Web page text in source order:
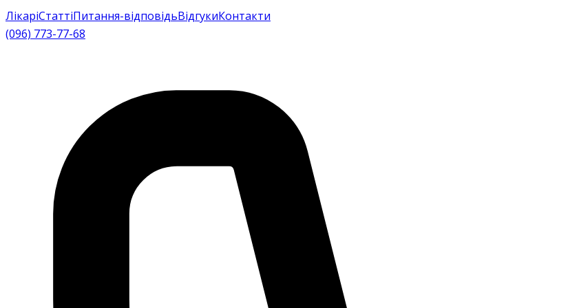
ЛікаріСтаттіПитання-відповідьВідгукиКонтакти
(096) 773-77-68